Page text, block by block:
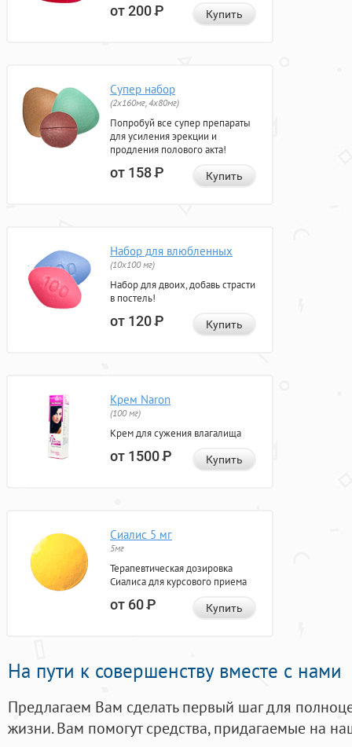
от 200Р Купить
Супер набор
(2х160мг, 4х80мг)
Попробуй все супер препараты
для усиления эрекции и
продления полового акта!
от 158Р Купить
Набор для влюбленных
(10х100 мг)
Набор для двоих, добавь страсти
в постель!
от 120Р Купить
Крем Naron
(100 мг)
Крем для сужения влагалища
от 1500Р Купить
Сиалис 5 мг
5мг
Терапевтическая дозировка
Сиалиса для курсового приема
от 60Р Купить
На пути к совершенству вместе с нами
Предлагаем Вам сделать первый шаг для
жизни. Вам помогут средства, придагаемые на